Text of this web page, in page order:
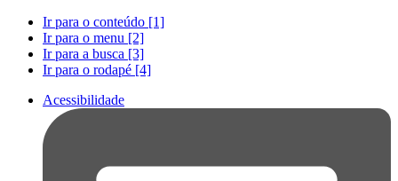
Ir para o conteúdo [1]
Ir para o menu [2]
Ir para a busca [3]
Ir para o rodapé [4]
Acessibilidade